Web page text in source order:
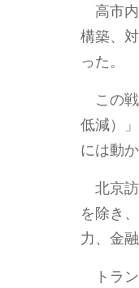
高市内
構築、
った。
この戦
低減）
には動
北京訪
を除き
力、金
トラン